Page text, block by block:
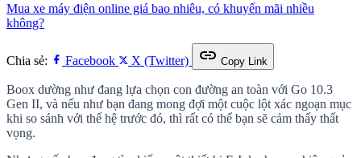
Mua xe máy điện online giá bao nhiêu, có khuyến mãi nhiều
không?
Chia sẻ: Facebook X (Twitter) link Copy Link
Boox dường như đang lựa chọn con đường an toàn với Go 10.3
Gen II, và nếu như bạn đang mong đợi một cuộc lột xác ngoạn mục
khi so sánh với thế hệ trước đó, thì rất có thể bạn sẽ cảm thấy thất
vọng.